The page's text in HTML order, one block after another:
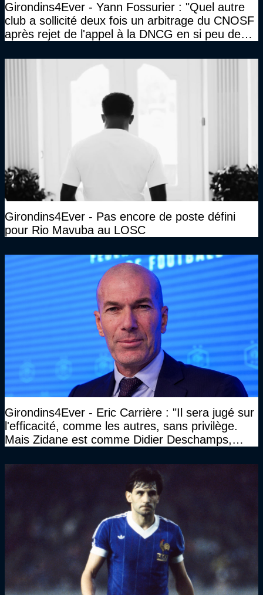
Girondins4Ever - Yann Fossurier : "Quel autre
club a sollicité deux fois un arbitrage du CNOSF
après rejet de l'appel à la DNCG en si peu de
Girondins4Ever - Pas encore de poste défini
pour Rio Mavuba au LOSC
Girondins4Ever - Eric Carrière : "Il sera jugé sur
l'efficacité, comme les autres, sans privilège.
Mais Zidane est comme Didier Deschamps,